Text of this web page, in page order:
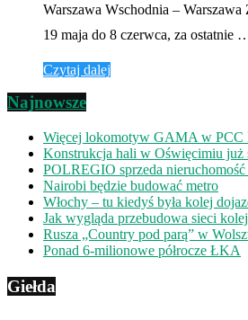
Warszawa Wschodnia –
19 maja do 8 czerwca, za ostatnie
Czytaj dalej
Najnowsze
Więcej lokomotyw GAMA w PCC
Konstrukcja hali w Oświęcimiu już
POLREGIO sprzeda
Nairobi będzie budować metro
Włochy – tu kiedyś była kolej
Jak wygląda przebudowa sieci
Rusza „Country pod parą” w
Ponad 6-milionowe półrocze ŁKA
Giełda